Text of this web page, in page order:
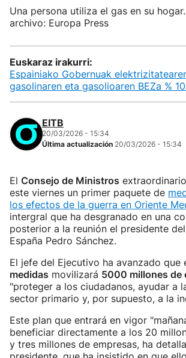
Una persona utiliza el gas en su
archivo: Europa Press
Euskaraz irakurri:
Espainiako Gobernuak
gasolinaren eta gasolioaren BEZa %
EITB
20/03/2026 - 15:34
Última actualización 20/03/2026 - 15:34
El Consejo de Ministros
este viernes un primer paquete de
los efectos de la guerra en Oriente
intergral que ha desgranado en una
posterior a la reunión el presidente
España Pedro Sánchez.
El jefe del Ejecutivo ha avanzado que
medidas movilizará 5000 millones de
"proteger a los ciudadanos, ayudar a
sector primario y, por supuesto, a la
Este plan que entrará en vigor
beneficiar directamente a los 20
y tres millones de empresas, ha